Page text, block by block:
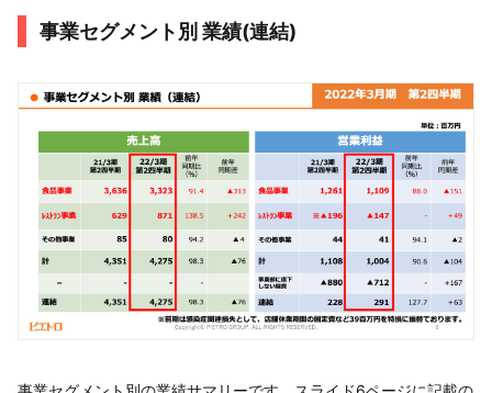
事業セグメント別 業績(連結)